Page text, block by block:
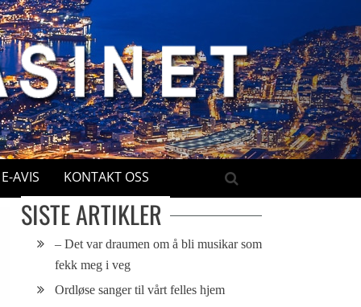
E-AVIS KONTAKT OSS
SISTE ARTIKLER
– Det var draumen om å bli musikar som
fekk meg i veg
Ordløse sanger til vårt felles hjem